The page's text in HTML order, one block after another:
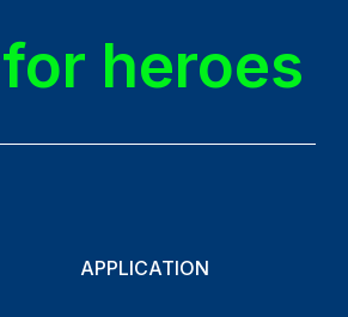
heroes
APPLICATION